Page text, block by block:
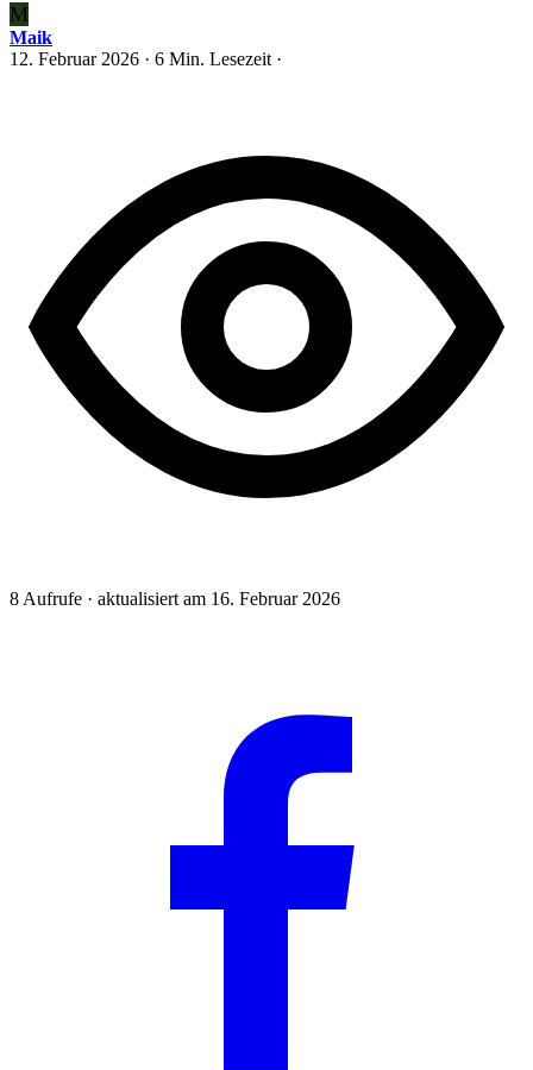
M
Maik
12. Februar 2026 · 6 Min. Lesezeit ·
8 Aufrufe · aktualisiert am 16. Februar 2026